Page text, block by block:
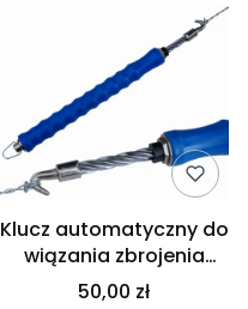
Klucz automatyczny do
wiązania zbrojenia
PREMIUM
50,00 zł